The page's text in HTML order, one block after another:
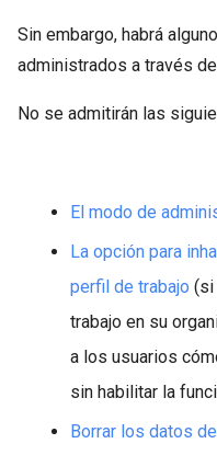
Sin embargo, habrá
administrados a través
No se admitirán las
El modo de
La opción para
perfil de trabajo (si
trabajo en su
a los usuarios
sin habilitar la
Borrar los datos